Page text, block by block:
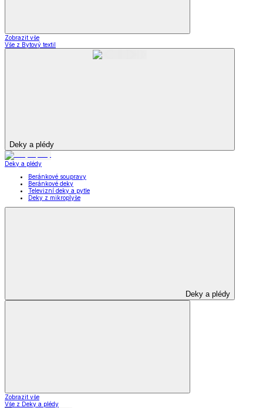
Zobrazit vše
Vše z Bytový textil
Deky a plédy
Deky a plédy
Beránkové soupravy
Beránkové deky
Televizní deky a pytle
Deky z mikroplyše
Deky a plédy
Zobrazit vše
Vše z Deky a plédy